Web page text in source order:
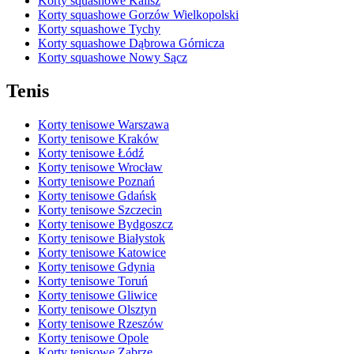
Korty squashowe Gorzów Wielkopolski
Korty squashowe Tychy
Korty squashowe Dąbrowa Górnicza
Korty squashowe Nowy Sącz
Tenis
Korty tenisowe Warszawa
Korty tenisowe Kraków
Korty tenisowe Łódź
Korty tenisowe Wrocław
Korty tenisowe Poznań
Korty tenisowe Gdańsk
Korty tenisowe Szczecin
Korty tenisowe Bydgoszcz
Korty tenisowe Białystok
Korty tenisowe Katowice
Korty tenisowe Gdynia
Korty tenisowe Toruń
Korty tenisowe Gliwice
Korty tenisowe Olsztyn
Korty tenisowe Rzeszów
Korty tenisowe Opole